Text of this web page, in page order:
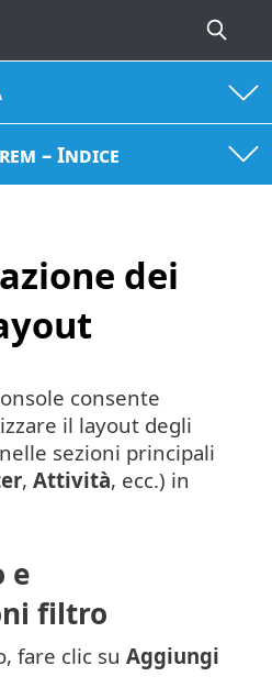
– Indice
dei
consente
il layout degli
sezioni principali
, Attività, ecc.) in
e
filtro
fare clic su Aggiungi